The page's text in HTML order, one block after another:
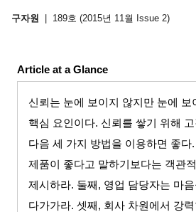
구자원 189호 (2015년 11월 Issue 2)
Article at a Glance
신뢰는 눈에 보이지 않지만 눈에 보
핵심 요인이다. 신뢰를 쌓기 위해
다음 세 가지 방법을 이용하면 좋다.
제품이 좋다고 말하기보다는 객관
제시하라. 둘째 , 영업 담당자는 마
다가가라.셋째 , 회사 차원에서 강